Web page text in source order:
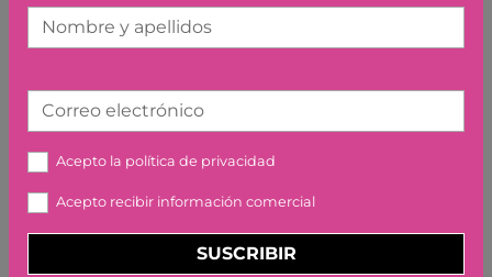
MAGNA-T FIRE RESCUE SET
IMANIX TOBOGAN 70
Nombre y apellidos
Correo electrónico
Acepto la política de privacidad
Acepto recibir información comercial
SUSCRIBIR